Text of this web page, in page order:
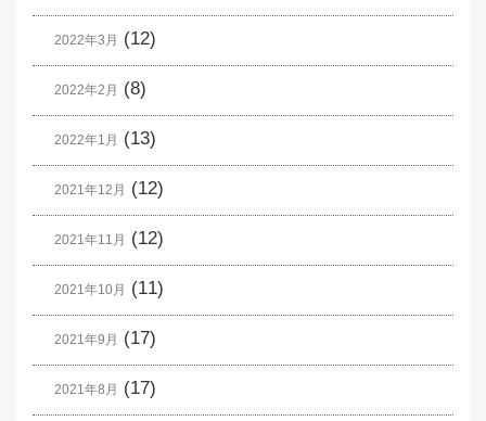
2022年3月 (12)
2022年2月 (8)
2022年1月 (13)
2021年12月 (12)
2021年11月 (12)
2021年10月 (11)
2021年9月 (17)
2021年8月 (17)